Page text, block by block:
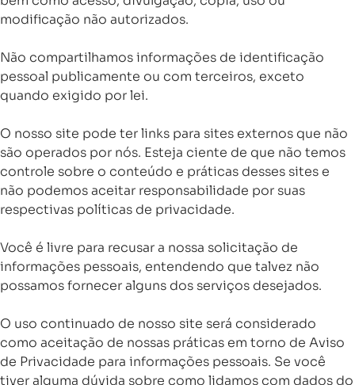
modificação não autorizados.
Não compartilhamos informações de identificação
pessoal publicamente ou com terceiros, exceto
quando exigido por lei.
O nosso site pode ter links para sites externos que não
são operados por nós. Esteja ciente de que não temos
controle sobre o conteúdo e práticas desses sites e
não podemos aceitar responsabilidade por suas
respectivas políticas de privacidade.
Você é livre para recusar a nossa solicitação de
informações pessoais, entendendo que talvez não
possamos fornecer alguns dos serviços desejados.
O uso continuado de nosso site será considerado
como aceitação de nossas práticas em torno de Aviso
de Privacidade para informações pessoais. Se você
tiver alguma dúvida sobre como lidamos com dados do